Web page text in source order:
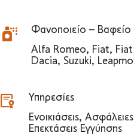
Φανοποιείο – Βαφείο
Alfa Romeo, Fiat,
Dacia, Suzuki,
Υπηρεσίες
Ενοικιάσεις,
Επεκτάσεις Εγγύησης